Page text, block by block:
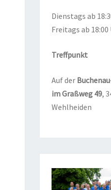
Diens­tags ab
Frei­tags ab 18:00
Treff­punkt
Auf der
im Graß­weg 49,
Wehlheiden